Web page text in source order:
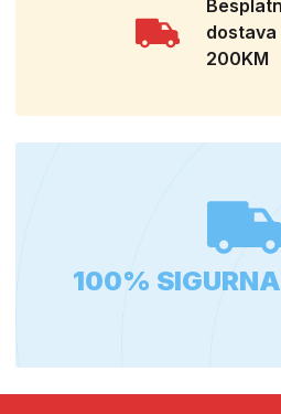
dostava
200KM
100%